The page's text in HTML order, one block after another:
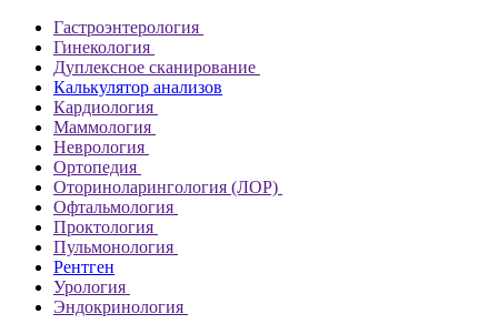
Гастроэнтерология
Гинекология
Дуплексное сканирование
Калькулятор анализов
Кардиология
Маммология
Неврология
Ортопедия
Оториноларингология (ЛОР)
Офтальмология
Проктология
Пульмонология
Рентген
Урология
Эндокринология